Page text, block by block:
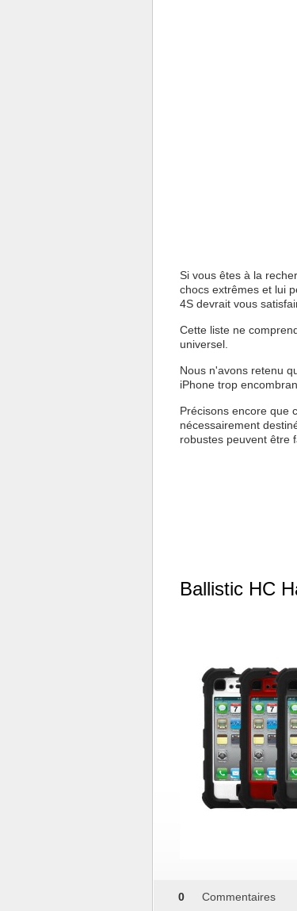
Si vous êtes à la
chocs extrêmes et lui
4S devrait vous
Cette liste ne
universel.
Nous n'avons retenu
iPhone trop
Précisons encore que
nécessairement
robustes peuvent être
Ballistic HC
0 Commentaires